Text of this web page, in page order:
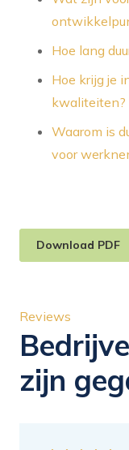
Hoe lang
Hoe krijg je
kwaliteiten?
Waarom is
voor
Download PDF
Reviews
zijn